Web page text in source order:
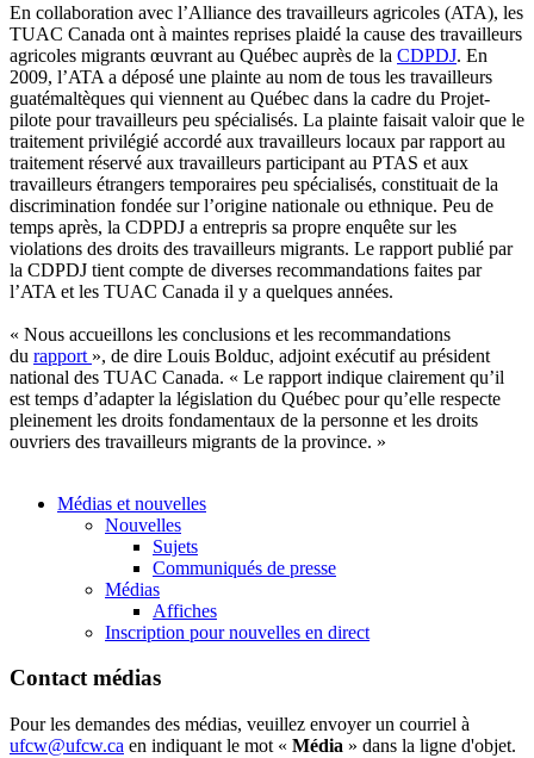
En collaboration avec l’Alliance des travailleurs agricoles (ATA), les
TUAC Canada ont à maintes reprises plaidé la cause des travailleurs
agricoles migrants œuvrant au Québec auprès de la CDPDJ. En
2009, l’ATA a déposé une plainte au nom de tous les travailleurs
guatémaltèques qui viennent au Québec dans la cadre du Projet-
pilote pourtravailleurs peu spécialisés. La plainte faisait valoir que le
traitement privilégié accordé aux travailleurs locaux par rapport au
traitement réservé aux travailleurs participant au PTAS et aux
travailleurs étrangers temporaires peu spécialisés, constituait de la
discrimination fondée sur l’origine nationale ou ethnique. Peu de
temps après, la CDPDJ a entrepris sa propre enquête surles
violations des droits des travailleurs migrants. Le rapport publié par
la CDPDJ tient compte de diverses recommandations faites par
l’ATA et les TUAC Canada il y a quelques années.
« Nous accueillons les conclusions et les recommandations
du rapport », de dire Louis Bolduc, adjoint exécutifau président
national des TUAC Canada. « Le rapport indique clairement qu’il
est temps d’adapterla législation du Québec pourqu’elle respecte
pleinement les droits fondamentaux de la personne et les droits
ouvriers des travailleurs migrants de la province. »
Médias et nouvelles
Nouvelles
Sujets
Communiqués de presse
Médias
Affiches
Inscription pour nouvelles en direct
Contact médias
Pour les demandes des médias, veuillez envoyer un courriel à
ufcw@ufcw.ca en indiquant le mot « Média » dans la ligne d'objet.